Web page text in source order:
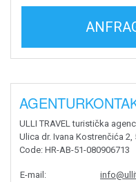
ULLI TRAVEL turistička
Ulica dr. Ivana Kostrenčića 2,
Code: HR-AB-51-080906713
E-mail :